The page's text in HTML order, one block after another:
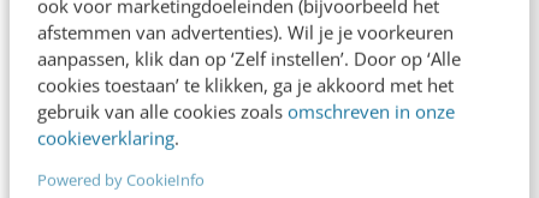
ook voor marketingdoeleinden (bijvoorbeeld het
afstemmen van advertenties). Wil je je voorkeuren
aanpassen, klik dan op ‘Zelf instellen’. Door op ‘Alle
cookies toestaan’ te klikken, ga je akkoord met het
gebruik van alle cookies zoals omschreven in onze
cookieverklaring.
Powered by CookieInfo
is immers in de psychologie algemeen bekend
dat het geheugen terugloopt wanneer er geen
herhaling is.
Take home massage: herhaal je A/B-tests.